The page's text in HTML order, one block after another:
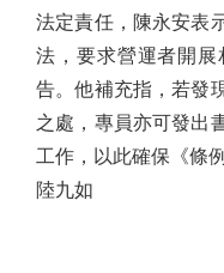
法定責任，陳永安表
法，要求營運者開
告。他補充指，若發
之處，專員亦可發出
工作，以此確保《條
陸九如